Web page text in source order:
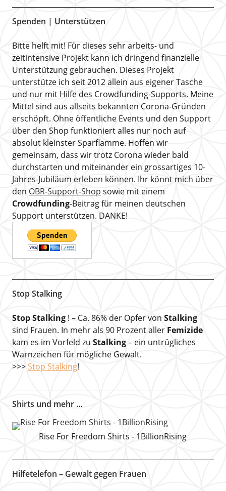
Spenden | Unterstützen
Bitte helft mit! Für dieses sehr arbeits- und
zeitintensive Projekt kann ich dringend finanzielle
Unterstützung gebrauchen. Dieses Projekt
unterstütze ich seit 2012 allein aus eigener Tasche
und nur mit Hilfe des Crowdfunding-Supports. Meine
Mittel sind aus allseits bekannten Corona-Gründen
erschöpft. Ohne öffentliche Events und den Support
über den Shop funktioniert alles nur noch auf
absolut kleinster Sparflamme. Hoffen wir
gemeinsam, dass wir trotz Corona wieder bald
durchstarten und miteinander ein grossartiges 10-
Jahres-Jubiläum erleben können. Ihr könnt mich über
den OBR-Support-Shop sowie mit einem
Crowdfunding-Beitrag für meinen deutschen
Support unterstützen. DANKE!
Stop Stalking
Stop Stalking! – Ca. 86% der Opfer von Stalking
sind Frauen. In mehr als 90 Prozent aller Femizide
kam es im Vorfeld zu Stalking– ein untrügliches
Warnzeichen für mögliche Gewalt.
>>> Stop Stalking!
Shirts und mehr …
Rise For Freedom Shirts - 1BillionRising
Hilfetelefon – Gewalt gegen Frauen